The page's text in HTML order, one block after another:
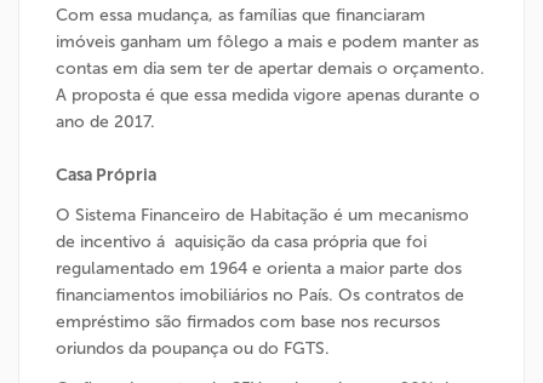
Com essa mudança, as famílias que financiaram
imóveis ganham um fôlego a mais e podem manter as
contas em dia sem ter de apertar demais o orçamento.
A proposta é que essa medida vigore apenas durante o
ano de 2017.
Casa Própria
O Sistema Financeiro de Habitação é um mecanismo
de incentivo á aquisição da casa própria que foi
regulamentado em 1964 e orienta a maior parte dos
financiamentos imobiliários no Paí­s. Os contratos de
empréstimo são firmados com base nos recursos
oriundos da poupança ou do FGTS.